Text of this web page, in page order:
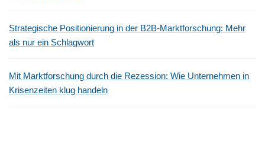
Strategische Positionierung in der B2B-Marktforschung: Mehr
als nur ein Schlagwort
Mit Marktforschung durch die Rezession: Wie Unternehmen in
Krisenzeiten klug handeln